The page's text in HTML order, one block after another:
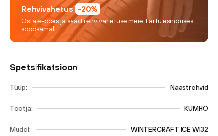
Rehvivahetus -20%
Osta e-poes ja saad rehvivahetuse meie Tartu esinduses
soodsamalt.
Spetsifikatsioon
Tüüp: Naastrehvid
Tootja: KUMHO
Mudel: WINTERCRAFT ICE WI32